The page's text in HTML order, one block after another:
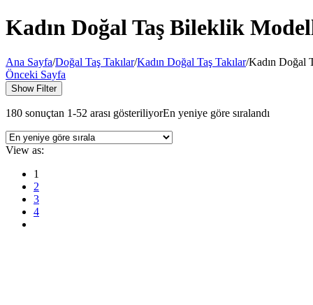
Kadın Doğal Taş Bileklik
Ana Sayfa/Doğal Taş Takılar/Kadın Doğal Taş Takılar/Kadın Doğal
Önceki Sayfa
Show Filter
180 sonuçtan 1-52 arası gösteriliyorEn yeniye göre sıralandı
View as:
1
2
3
4